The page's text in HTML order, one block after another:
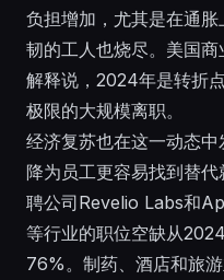
负担增加，尤其是在通
韧的工人也烧尽。美国
解释说，2024年是转折
极限的大规模离职。
经济复苏也在这一动态
降为员工更容易找到替
聘公司Revelio Labs和
等行业的职位空缺从
76%。制药、酒店和旅